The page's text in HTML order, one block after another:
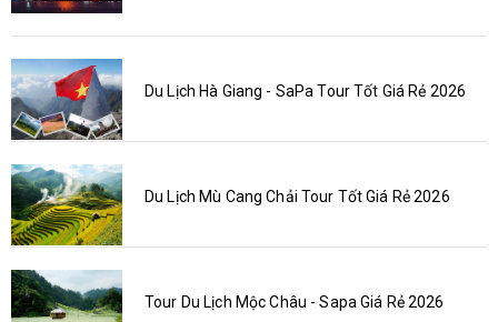
Du Lịch Hà Giang - SaPa Tour Tốt Giá Rẻ 2026
Du Lịch Mù Cang Chải Tour Tốt Giá Rẻ 2026
Tour Du Lịch Mộc Châu - Sapa Giá Rẻ 2026